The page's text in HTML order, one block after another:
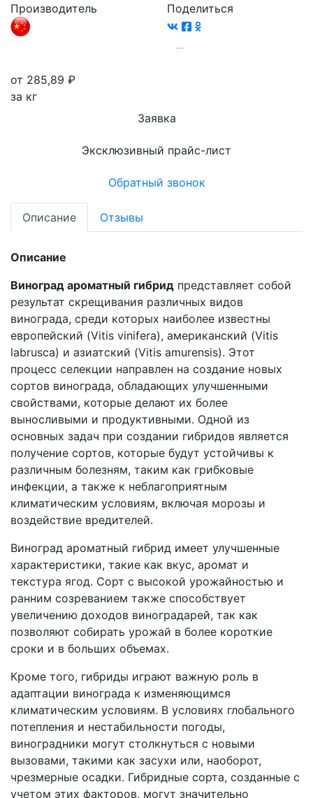
Производитель Поделиться
от 285,89 ₽
за кг
Заявка
Эксклюзивный прайс-лист
Обратный звонок
Описание Отзывы
Описание
Виноград ароматный гибрид представляет собой
результат скрещивания различных видов
винограда, среди которых наиболее известны
европейский (Vitis vinifera), американский (Vitis
labrusca) и азиатский (Vitis amurensis). Этот
процесс селекции направлен на создание новых
сортов винограда, обладающих улучшенными
свойствами, которые делают их более
выносливыми и продуктивными. Одной из
основных задач при создании гибридов является
получение сортов, которые будут устойчивы к
различным болезням, таким как грибковые
инфекции, а также к неблагоприятным
климатическим условиям, включая морозы и
воздействие вредителей.
Виноград ароматный гибрид имеет улучшенные
характеристики, такие как вкус, аромат и
текстура ягод. Сорт с высокой урожайностью и
ранним созреванием также способствует
увеличению доходов виноградарей, так как
позволяют собирать урожай в более короткие
сроки и в больших объемах.
Кроме того, гибриды играют важную роль в
адаптации винограда к изменяющимся
климатическим условиям. В условиях глобального
потепления и нестабильности погоды,
виноградники могут столкнуться с новыми
вызовами, такими как засухи или, наоборот,
чрезмерные осадки. Гибридные сорта, созданные с
учетом этих факторов, могут значительно